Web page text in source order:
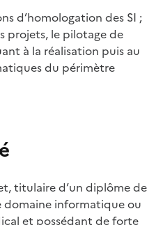
d’homologation des SI ;
projets, le pilotage de
à la réalisation puis au
du périmètre
titulaire d’un diplôme de
domaine informatique ou
et possédant de forte